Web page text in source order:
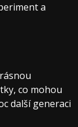
a
co mohou
další generaci